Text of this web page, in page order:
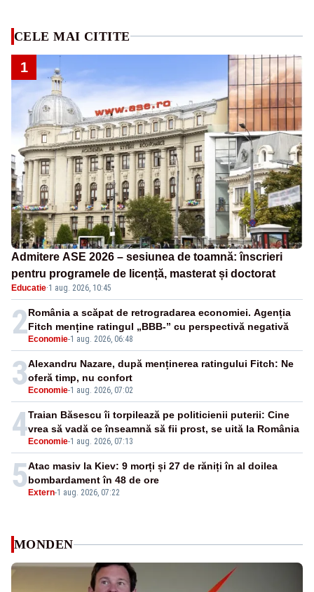
CELE MAI CITITE
1
Admitere ASE 2026 – sesiunea de toamnă: înscrieri
pentru programele de licență, masterat și doctorat
Educatie·1 aug. 2026, 10:45
2 Economie-1 aug. 2026, 06:48
România a scăpat de retrogradarea economiei. Agenția
Fitch menține ratingul „BBB-” cu perspectivă negativă
3 Economie-1 aug. 2026, 07:02
Alexandru Nazare, după menținerea ratingului Fitch: Ne
oferă timp, nu confort
4 Economie-1 aug. 2026, 07:13
Traian Băsescu îi torpilează pe politicienii puterii: Cine
vrea să vadă ce înseamnă să fii prost, se uită la România
5 Extern-1 aug. 2026, 07:22
Atac masiv la Kiev: 9 morți și 27 de răniți în al doilea
bombardament în 48 de ore
MONDEN